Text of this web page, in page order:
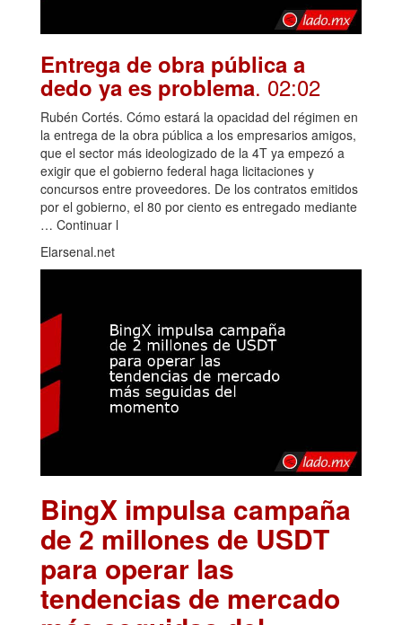
Entrega de obra pública a
dedo ya es problema. 02:02
Rubén Cortés. Cómo estará la opacidad del régimen en
la entrega de la obra pública a los empresarios amigos,
que el sector más ideologizado de la 4T ya empezó a
exigir que el gobierno federal haga licitaciones y
concursos entre proveedores. De los contratos emitidos
por el gobierno, el 80 por ciento es entregado mediante
… Continuar l
Elarsenal.net
BingX impulsa campaña
de 2 millones de USDT
para operar las
tendencias de mercado